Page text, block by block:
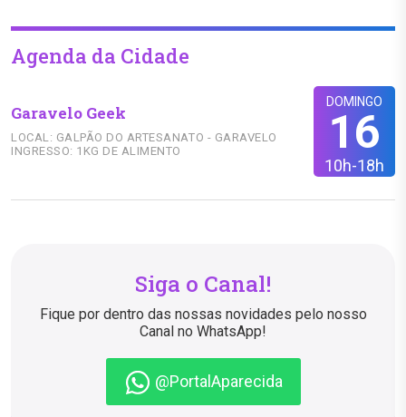
Agenda da Cidade
DOMINGO
16
10h-18h
Garavelo Geek
LOCAL: GALPÃO DO ARTESANATO - GARAVELO
INGRESSO: 1KG DE ALIMENTO
Siga o Canal!
Fique por dentro das nossas novidades pelo nosso
Canal no WhatsApp!
@PortalAparecida